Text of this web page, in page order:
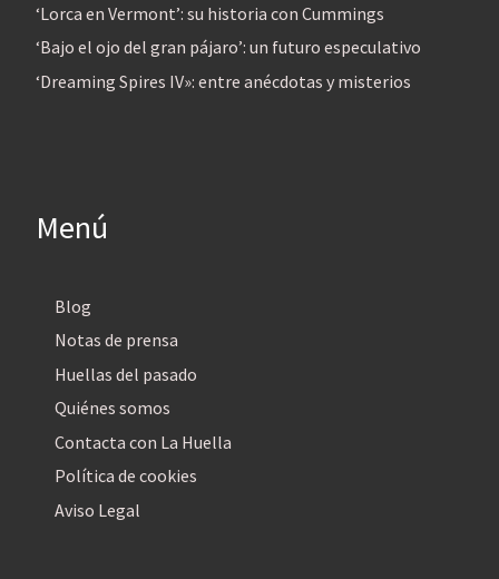
‘Lorca en Vermont’: su historia con Cummings
‘Bajo el ojo del gran pájaro’: un futuro especulativo
‘Dreaming Spires IV»: entre anécdotas y misterios
Menú
Blog
Notas de prensa
Huellas del pasado
Quiénes somos
Contacta con La Huella
Política de cookies
Aviso Legal